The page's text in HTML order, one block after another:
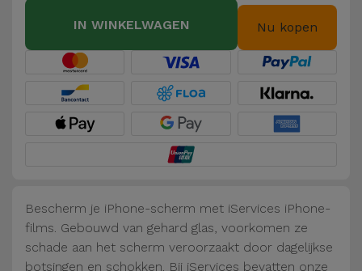
Koffers
Trackers
Accessoires
Auto en
Fiets
Computer
IN WINKELWAGEN Nu kopen
Bescherm je iPhone-scherm met iServices iPhone-
films. Gebouwd van gehard glas, voorkomen ze
schade aan het scherm veroorzaakt door dagelijkse
botsingen en schokken. Bij iServices bevatten onze